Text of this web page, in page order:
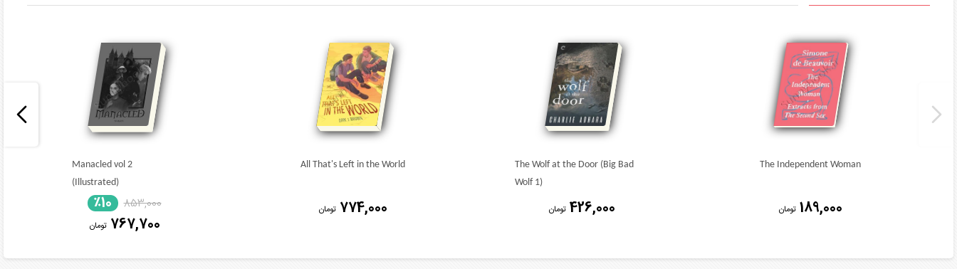
The Independent Woman
189,000 تومان
The Wolf at the Door (Big Bad
Wolf 1)
426,000 تومان
All That's Left in the World
774,000 تومان
Manacled vol 2
(Illustrated)
853,000
٪10
767,700 تومان